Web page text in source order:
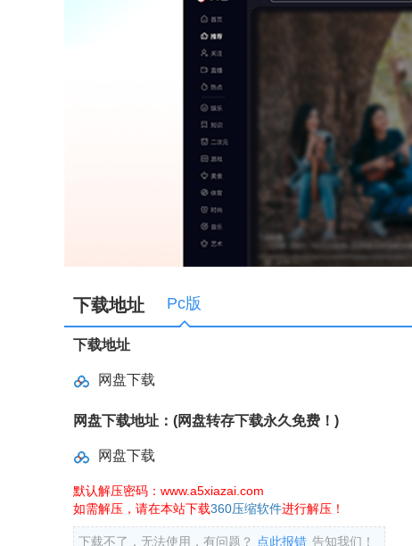
下载地址 Pc版
下载地址
网盘下载
网盘下载地址：(网盘转存下载永久免费！)
网盘下载
默认解压密码：www.a5xiazai.com
如需解压，请在本站下载360压缩软件进行解压！
下载不了，无法使用，有问题？ 点此报错 告知我们！